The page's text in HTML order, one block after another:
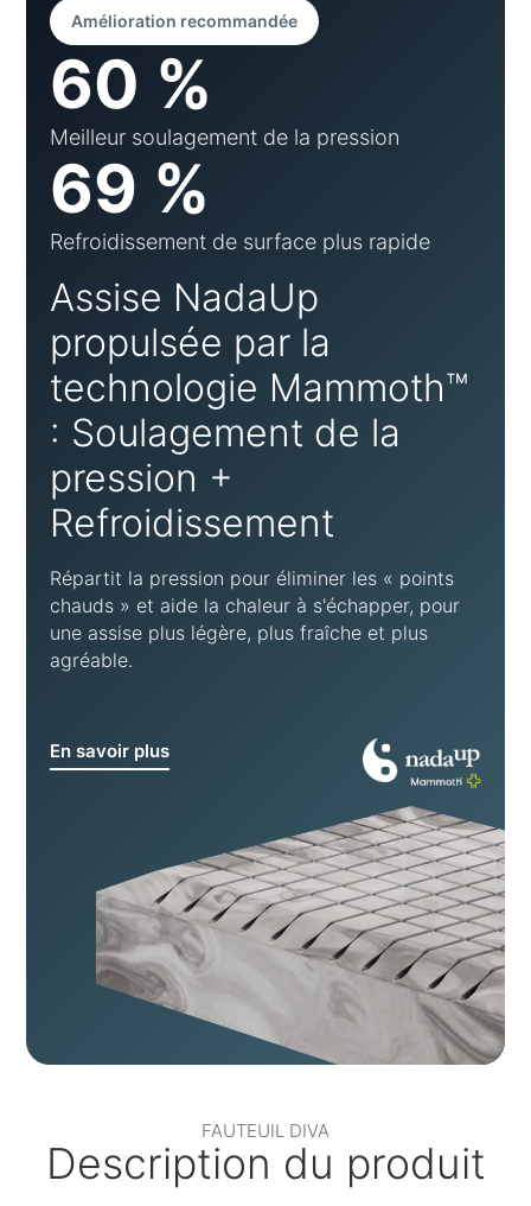
Amélioration recommandée
60 %
Meilleur soulagement de la pression
69 %
Refroidissement de surface plus rapide
Assise NadaUp
propulsée par la
technologie Mammoth™
: Soulagement de la
pression +
Refroidissement
Répartit la pression pour éliminer les « points
chauds » et aide la chaleur à s'échapper, pour
une assise plus légère, plus fraîche et plus
agréable.
En savoir plus
FAUTEUIL DIVA
Description du produit